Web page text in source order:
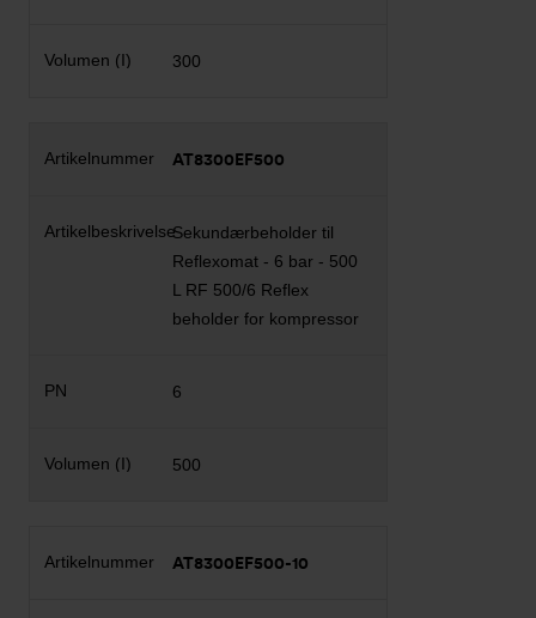
300
AT8300EF500
Sekundærbeholder til
Reflexomat - 6 bar - 500
L RF 500/6 Reflex
beholder for kompressor
6
500
AT8300EF500-10